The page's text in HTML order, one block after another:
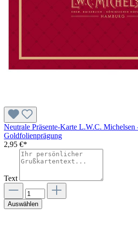
Neutrale Präsente-Karte L.W.C. Michelsen
Goldfolienprägung
2,95 €*
Text
Auswählen